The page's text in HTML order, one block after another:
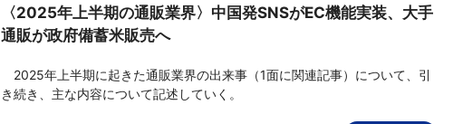
〈2025年上半期の通販業界〉中国発SNSがEC機能実装、大手
通販が政府備蓄米販売へ
2025年上半期に起きた通販業界の出来事（1面に関連記事）について、引
き続き、主な内容について記述していく。